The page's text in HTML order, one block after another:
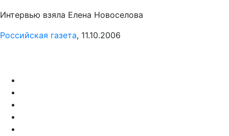
Интервью взяла Елена Новоселова
Российская газета, 11.10.2006